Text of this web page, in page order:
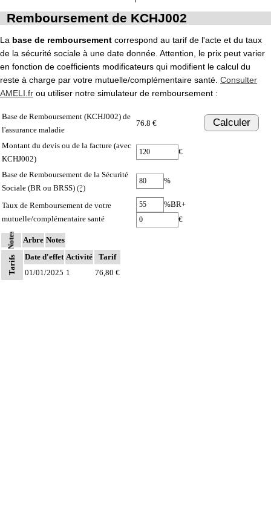
Remboursement de KCHJ002
La base de remboursement correspond au tarif de l'acte et du taux
de la sécurité sociale à une date donnée. Attention, le prix peut varier
en fonction de coefficients modificateurs qui modifient le calcul du
reste à charge par votre mutuelle/complémentaire santé. Consulter
AMELI.fr ou utiliser notre simulateur de remboursement :
Base de Remboursement (KCHJ002) de
l'assurance maladie
76.8 € Calculer
Montant du devis ou de la facture (avec
KCHJ002)
€
Base de Remboursement de la Sécurité
Sociale (BR ou BRSS) (?)
%
Taux de Remboursement de votre
mutuelle/complémentaire santé
%BR+
€
Notes Arbre Notes
Tarifs Date d'effet Activité
Tarif
01/01/2025 1 76,80 €